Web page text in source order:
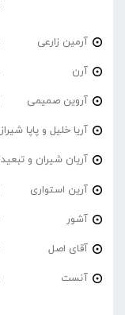
آرمین زارعی
آرن
آروین صمیمی
آریا خلیل و پاپا شیراز
آریان شیران و تبعید
آرین استواری
آشور
آقای اصل
آنست